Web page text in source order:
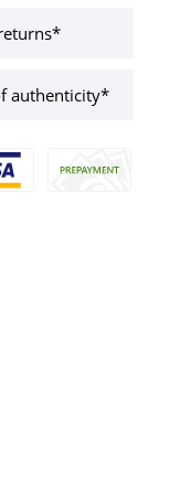
authenticity*